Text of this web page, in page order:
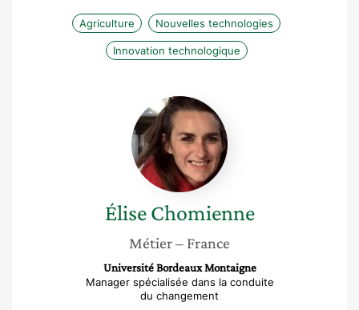
Agriculture Nouvelles technologies
Innovation technologique
Élise
Chomienne
Élise Chomienne
Métier– France
Université Bordeaux Montaigne
Manager spécialisée dans la conduite
du changement